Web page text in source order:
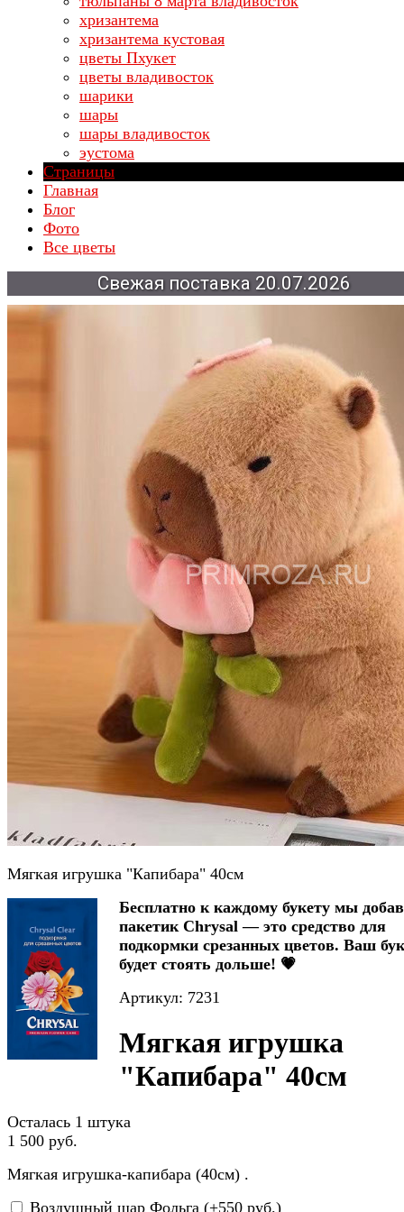
хризантема
хризантема кустовая
цветы Пхукет
цветы владивосток
шарики
шары
шары владивосток
эустома
Страницы
Главная
Блог
Фото
Все цветы
Свежая поставка 20.07.2026
Мягкая игрушка "Капибара" 40см
Бесплатно к каждому букету мы
пакетик Chrysal — это средство для
подкормки срезанных цветов. Ваш
будет стоять дольше! 💗
Артикул: 7231
Мягкая игрушка
"Капибара" 40см
Осталась 1 штука
1 500 руб.
Мягкая игрушка-капибара (40см) .
Воздушный шар Фольга (+550 руб.)